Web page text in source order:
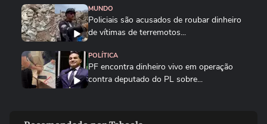
MUNDO
Policiais são acusados de roubar dinheiro
de vítimas de terremotos...
POLÍTICA
PF encontra dinheiro vivo em operação
contra deputado do PL sobre...